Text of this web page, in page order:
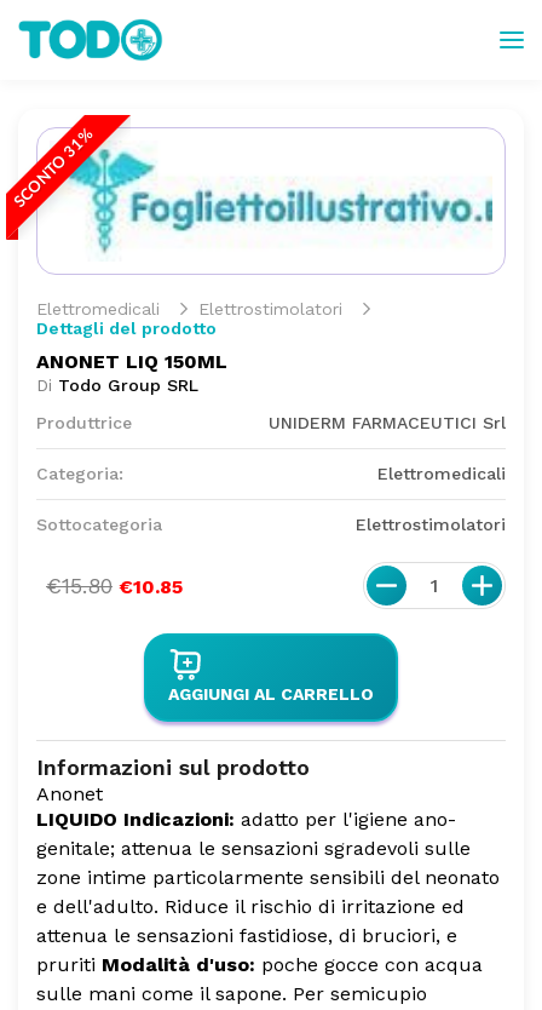
SCONTO 31%
Elettromedicali
Elettrostimolatori
Dettagli del prodotto
ANONET LIQ 150ML
Di Todo Group SRL
Produttrice
UNIDERM FARMACEUTICI Srl
Categoria: Elettromedicali
Sottocategoria Elettrostimolatori
€15.80 €10.85 1
AGGIUNGI AL CARRELLO
Informazioni sul prodotto
Anonet
LIQUIDO Indicazioni: adatto per l'igiene ano-
genitale; attenua le sensazioni sgradevoli sulle
zone intime particolarmente sensibili del neonato
e dell'adulto. Riduce il rischio di irritazione ed
attenua le sensazioni fastidiose, di bruciori, e
pruriti Modalità d'uso: poche gocce con acqua
sulle mani come il sapone. Per semicupio